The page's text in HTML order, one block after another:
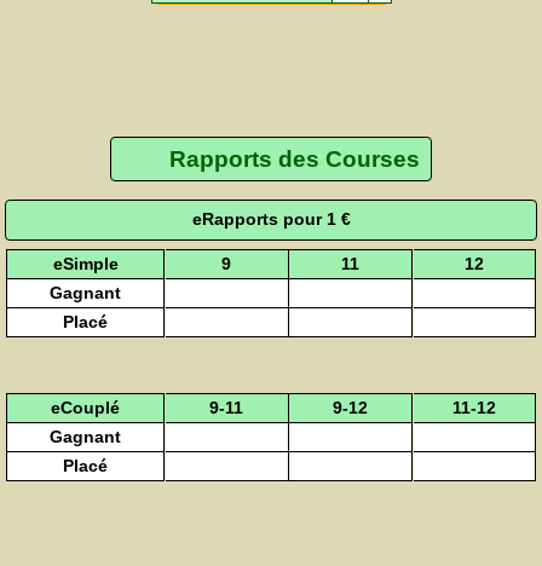
Rapports des Courses
eRapports pour 1 €
eSimple 9 11
12
Gagnant
Placé
eCouplé 9-11 9-12
11-12
Gagnant
Placé